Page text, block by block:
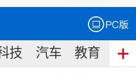
技 汽车 教育 食